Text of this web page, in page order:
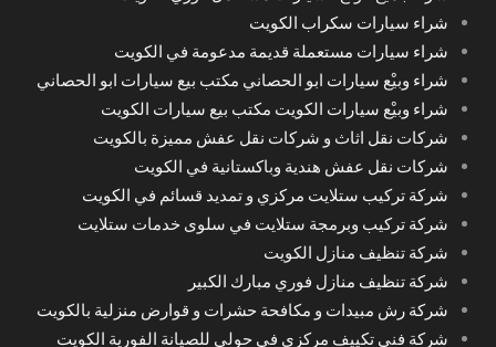
شراء سيارات سكراب الكويت
شراء سيارات مستعملة قديمة مدعومة في الكويت
شراء وبيْع سيارات ابو الحصاني مكتب بيع سيارات ابو الحصاني
شراء وبيْع سيارات الكويت مكتب بيع سيارات الكويت
شركات نقل اثاث و شركات نقل عفش مميزة بالكويت
شركات نقل عفش هندية وباكستانية في الكويت
شركة تركيب ستلايت مركزي و تمديد قسائم في الكويت
شركة تركيب وبرمجة ستلايت في سلوى خدمات ستلايت
شركة تنظيف منازل الكويت
شركة تنظيف منازل فوري مبارك الكبير
شركة رش مبيدات و مكافحة حشرات و قوارض منزلية بالكويت
شركة فني تكييف مركزي في حولي للصيانة الفورية الكويت